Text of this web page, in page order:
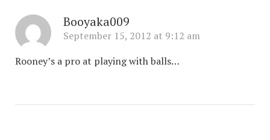
Booyaka009
September 15, 2012 at 9:12 am
Rooney’s a pro at playing with balls…